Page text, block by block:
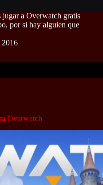
a Overwatch gratis
por si hay alguien que
2016
Overwatch